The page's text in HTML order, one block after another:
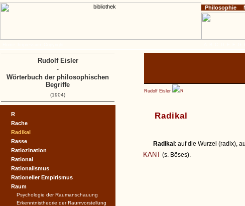
Rudolf Eisler R
Radikal
Radikal : auf die Wurzel (radix),
KANT (s. Böses).
R
Rache
Radikal
Rasse
Ratiozination
Rational
Rationalismus
Rationeller Empirismus
Raum
Psychologie der Raumanschauung
Erkenntnistheorie der Raumvorstellung
Philosophie
Rudolf Eisler
-
Wörterbuch der philosophischen
Begriffe
(1904)